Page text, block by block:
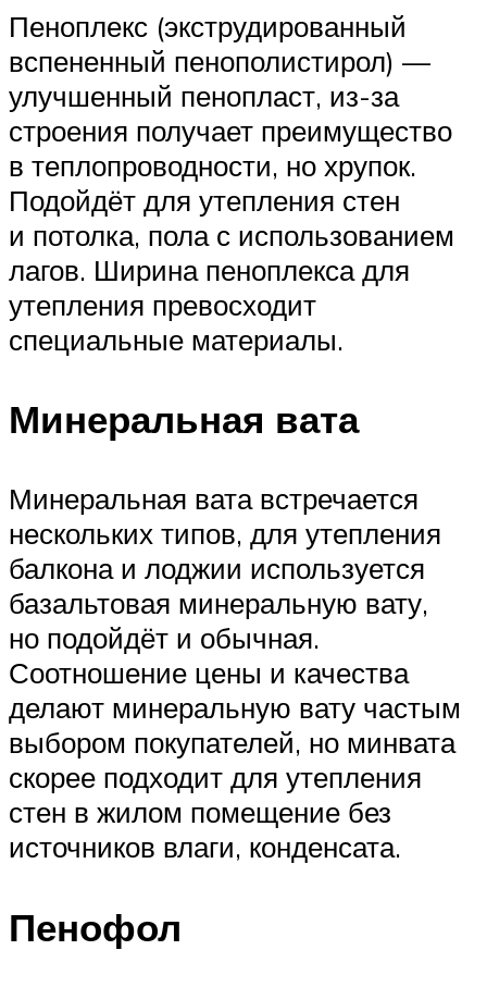
Пеноплекс (экструдированный
вспененный пенополистирол) —
улучшенный пенопласт, из-за
строения получает преимущество
в теплопроводности, но хрупок.
Подойдёт для утепления стен
и потолка, пола с использованием
лагов. Ширина пеноплекса для
утепления превосходит
специальные материалы.
Минеральная вата
Минеральная вата встречается
нескольких типов, для утепления
балкона и лоджии используется
базальтовая минеральную вату,
но подойдёт и обычная.
Соотношение цены и качества
делают минеральную вату частым
выбором покупателей, но минвата
скорее подходит для утепления
стен в жилом помещение без
источников влаги, конденсата.
Пенофол